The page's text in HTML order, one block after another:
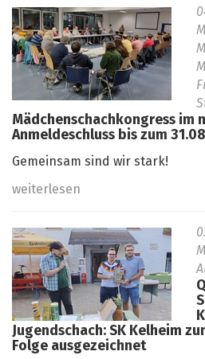
Mädchenschachkongress im
Anmeldeschluss bis zum
Gemeinsam sind wir stark!
weiterlesen
Jugendschach: SK Kelheim
Folge ausgezeichnet